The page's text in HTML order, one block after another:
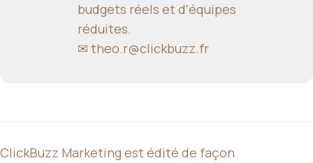
budgets réels et d'équipes
réduites.
✉ theo.r@clickbuzz.fr
ClickBuzz Marketing est édité de façon